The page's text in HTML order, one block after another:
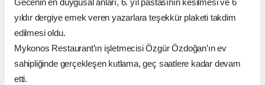
Gecenin en duygusal anları, 6. yıl pastasının kesilmesi ve 6
yıldır dergiye emek veren yazarlara teşekkür plaketi takdim
edilmesi oldu.
Mykonos Restaurant’ın işletmecisi Özgür Özdoğan’ın ev
sahipliğinde gerçekleşen kutlama, geç saatlere kadar devam
etti.